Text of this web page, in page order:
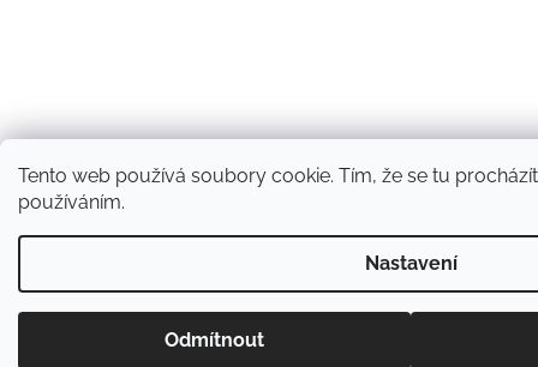
Tento web používá soubory cookie. Tím, že se tu
používáním.
Nastavení
Odmítnout